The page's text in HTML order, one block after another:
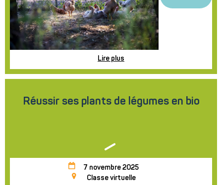
Lire plus
Réussir ses plants de légumes en bio
7 novembre 2025
Classe virtuelle